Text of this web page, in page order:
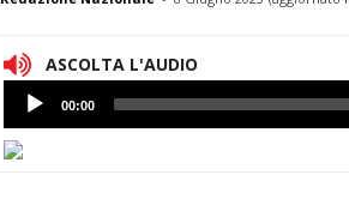
ASCOLTA L'AUDIO
Lettore
Audio
00:00